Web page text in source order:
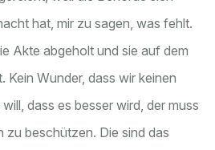
hat, mir zu sagen, was fehlt.
Akte abgeholt und sie auf dem
Kein Wunder, dass wir keinen
dass es besser wird, der muss
zu beschützen. Die sind das